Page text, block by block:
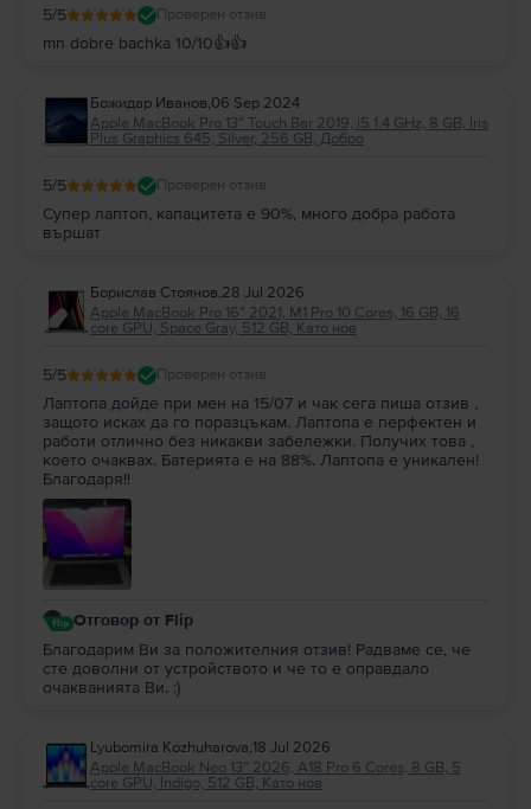
5/5 Проверен отзив
mn dobre bachka 10/10👍👍
Божидар Иванов,06 Sep 2024
Apple MacBook Pro 13″ Touch Bar 2019, i5 1.4 GHz, 8 GB, Iris
Plus Graphics 645, Silver, 256 GB, Добро
5/5 Проверен отзив
Супер лаптоп, капацитета е 90%, много добра работа
вършат
Борислав Стоянов,28 Jul 2026
Apple MacBook Pro 16″ 2021, M1 Pro 10 Cores, 16 GB, 16
core GPU, Space Gray, 512 GB, Като нов
5/5 Проверен отзив
Лаптопа дойде при мен на 15/07 и чак сега пиша отзив ,
защото исках да го поразцъкам. Лаптопа е перфектен и
работи отлично без никакви забележки. Получих това ,
което очаквах. Батерията е на 88%. Лаптопа е уникален!
Благодаря!!
Отговор от Flip
Благодарим Ви за положителния отзив! Радваме се, че
сте доволни от устройството и че то е оправдало
очакванията Ви. :)
Lyubomira Kozhuharova,18 Jul 2026
Apple MacBook Neo 13″ 2026, A18 Pro 6 Cores, 8 GB, 5
core GPU, Indigo, 512 GB, Като нов